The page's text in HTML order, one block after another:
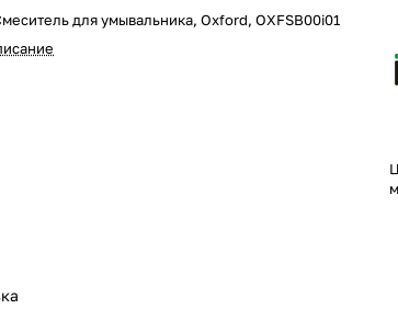
для умывальника, Oxford, OXFSB00i01